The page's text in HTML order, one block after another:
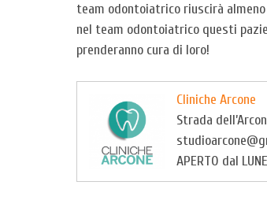
team odontoiatrico riuscirà
nel team odontoiatrico questi
prenderanno cura di loro!
Cliniche Arcone
Strada
APERTO dal